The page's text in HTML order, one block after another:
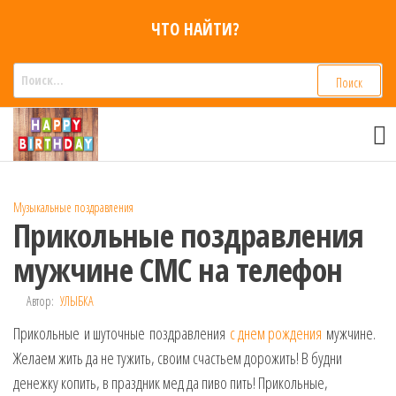
содержимому
ЧТО НАЙТИ?
поздравления
Голосовые смс
приколы на
мобильный
для мужчин,
друзей.
Поздравления
в Смс на
телефон,
Музыкальные поздравления
Прикольные поздравления
мужчине СМС на телефон
Автор: УЛЫБКА
Прикольные и шуточные поздравления с днем рождения мужчине.
Желаем жить да не тужить, своим счастьем дорожить! В будни
денежку копить, в праздник мед да пиво пить! Прикольные,